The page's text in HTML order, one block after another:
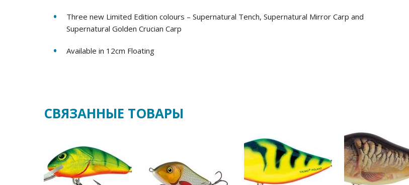
Three new Limited Edition colours – Supernatural Tench, Supernatural Mirror Carp and
Supernatural Golden Crucian Carp
Available in 12cm Floating
СВЯЗАННЫЕ ТОВАРЫ